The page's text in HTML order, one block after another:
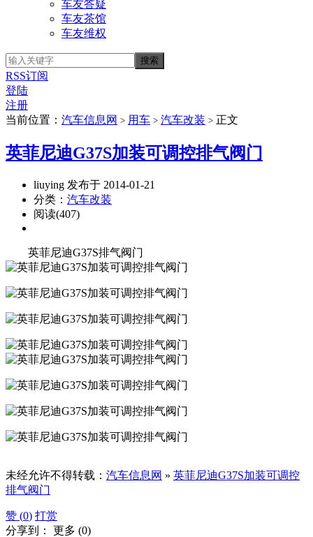
车友答疑
车友茶馆
车友维权
RSS订阅
登陆
注册
当前位置： 汽车信息网 > 用车 > 汽车改装 > 正文
英菲尼迪G37S加装可调控排气阀门
liuying 发布于 2014-01-21
分类： 汽车改装
阅读(407)
英菲尼迪G37S排气阀门
未经允许不得转载： 汽车信息网 » 英菲尼迪G37S加装可调控
排气阀门
赞 (0) 打赏
分享到： 更多 (0)